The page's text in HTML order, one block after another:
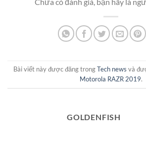
Chưa có đánh giá, bạn hãy là
Bài viết này được đăng trongTech news và
Motorola RAZR 2019.
GOLDENFISH